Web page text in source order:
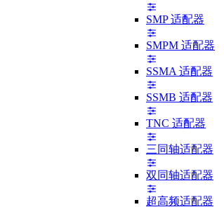
SMP 适配器
SMPM 适配器
SSMA 适配器
SSMB 适配器
TNC 适配器
三同轴适配器
双同轴适配器
超高频适配器